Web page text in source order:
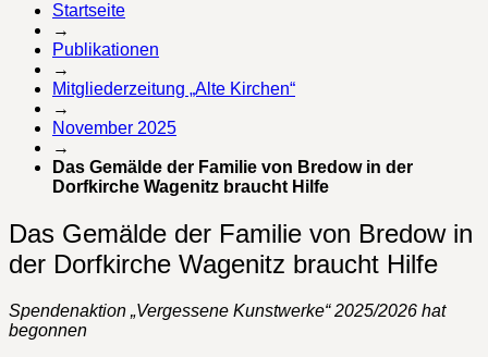
Startseite
→
Publikationen
→
Mitgliederzeitung „Alte Kirchen“
→
November 2025
→
Das Gemälde der Familie von Bredow in der
Dorfkirche Wagenitz braucht Hilfe
Das Gemälde der Familie von Bredow in
der Dorfkirche Wagenitz braucht Hilfe
Spendenaktion „Vergessene Kunstwerke“ 2025/2026 hat
begonnen